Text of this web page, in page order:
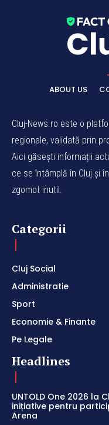
ABOUT US
Cluj-News.ro este o
regionale, validată prin
Aici găsești informații
ce se întâmplă în Cluj și
zgomot inutil.
Categorii
Cluj Social
Administratie
Sport
Economie & Finante
Pe Legale
Headlines
UNTOLD One 2026 la
inițiative pentru
Arena